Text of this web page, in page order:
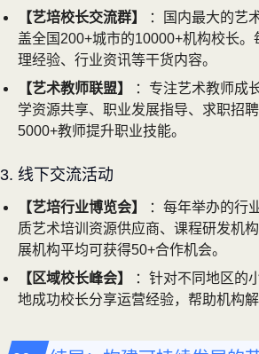
【艺培校长交流群】
：国内最大的艺
盖全国200+城市的10000+机构校长
理经验、行业资讯等干货内容。
【艺术教师联盟】
：专注艺术教师成
学资源共享、职业发展指导、求职招
5000+教师提升职业技能。
3. 线下交流活动
【艺培行业博览会】
：每年举办的行
质艺术培训资源供应商、课程研发机
展机构平均可获得50+合作机会。
【区域校长峰会】
：针对不同地区的
地成功校长分享运营经验，帮助机构